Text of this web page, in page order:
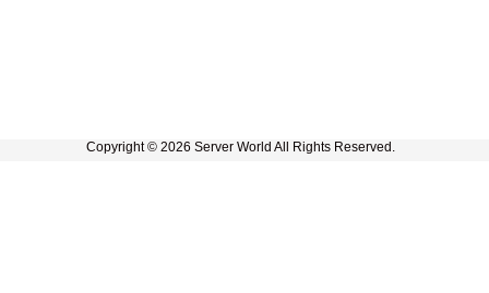
Copyright © 2026 Server World All Rights Reserved.